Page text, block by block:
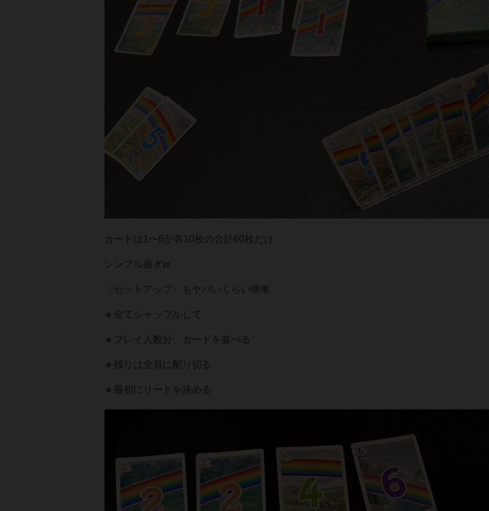
カードは1〜6が各10枚の合計60枚だけ
シンプル過ぎw
〈セットアップ〉もヤバいくらい簡単
🔸全てシャッフルして
🔸プレイ人数分、カードを並べる
🔸残りは全員に配り切る
🔸最初にリードを決める